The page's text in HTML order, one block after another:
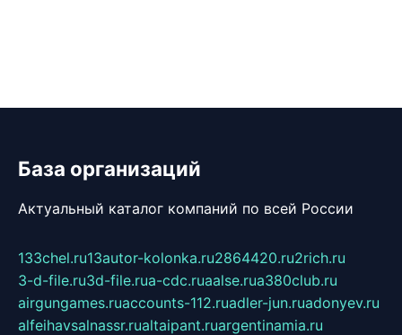
База организаций
Актуальный каталог компаний по всей России
133chel.ru13autor-kolonka.ru2864420.ru2rich.ru
3-d-file.ru3d-file.rua-cdc.ruaalse.rua380club.ru
airgungames.ruaccounts-112.ruadler-jun.ruadonyev.ru
alfeihavsalnassr.rualtaipant.ruargentinamia.ru